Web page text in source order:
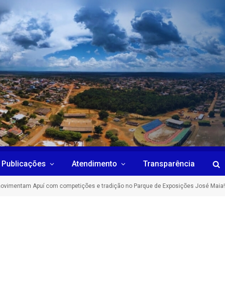
Publicações Atendimento Transparência
Apuí com competições e tradição no Parque de Exposições José Maia!